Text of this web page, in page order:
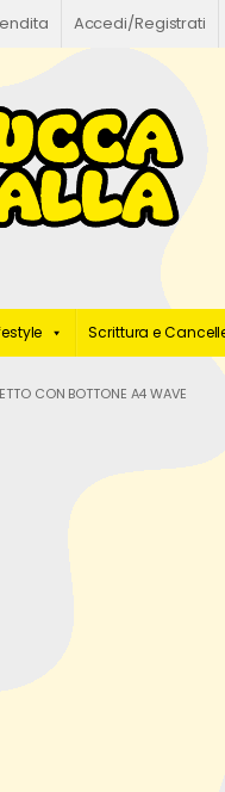
Accedi/Registrati
Scrittura e
CON BOTTONE A4 WAVE